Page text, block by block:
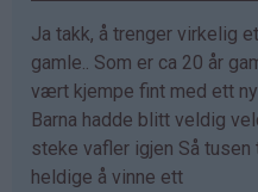
Ja takk, å trenger virkelig
gamle.. Som er ca 20 år
vært kjempe fint med ett
Barna hadde blitt veldig
steke vafler igjen Så tusen
heldige å vinne ett